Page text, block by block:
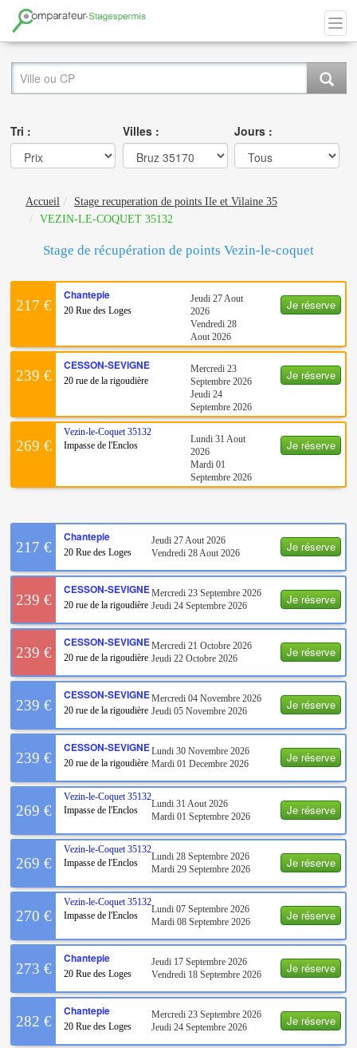
Tri : Villes : Jours :
Accueil
Stage recuperation de points Ile et Vilaine 35
VEZIN-LE-COQUET 35132
Stage de récupération de points Vezin-le-coquet
Je réserve
217 €
Chantepie
20 Rue des Loges
Jeudi 27 Aout
2026
Vendredi 28
Aout 2026
Je réserve
239 €
CESSON-SEVIGNE
20 rue de la rigoudière
Mercredi 23
Septembre 2026
Jeudi 24
Septembre 2026
Je réserve
269 €
Vezin-le-Coquet 35132
Impasse de l'Enclos
Lundi 31 Aout
2026
Mardi 01
Septembre 2026
Je réserve
217 €
Chantepie
20 Rue des Loges
Jeudi 27 Aout 2026
Vendredi 28 Aout 2026
Je réserve
239 €
CESSON-SEVIGNE
20 rue de la rigoudière
Mercredi 23 Septembre 2026
Jeudi 24 Septembre 2026
Je réserve
239 €
CESSON-SEVIGNE
20 rue de la rigoudière
Mercredi 21 Octobre 2026
Jeudi 22 Octobre 2026
Je réserve
239 €
CESSON-SEVIGNE
20 rue de la rigoudière
Mercredi 04 Novembre 2026
Jeudi 05 Novembre 2026
Je réserve
239 €
CESSON-SEVIGNE
20 rue de la rigoudière
Lundi 30 Novembre 2026
Mardi 01 Decembre 2026
Je réserve
269 €
Vezin-le-Coquet 35132
Impasse de l'Enclos
Lundi 31 Aout 2026
Mardi 01 Septembre 2026
Je réserve
269 €
Vezin-le-Coquet 35132
Impasse de l'Enclos
Lundi 28 Septembre 2026
Mardi 29 Septembre 2026
Je réserve
270 €
Vezin-le-Coquet 35132
Impasse de l'Enclos
Lundi 07 Septembre 2026
Mardi 08 Septembre 2026
Je réserve
273 €
Chantepie
20 Rue des Loges
Jeudi 17 Septembre 2026
Vendredi 18 Septembre 2026
Je réserve
282 €
Chantepie
20 Rue des Loges
Mercredi 23 Septembre 2026
Jeudi 24 Septembre 2026